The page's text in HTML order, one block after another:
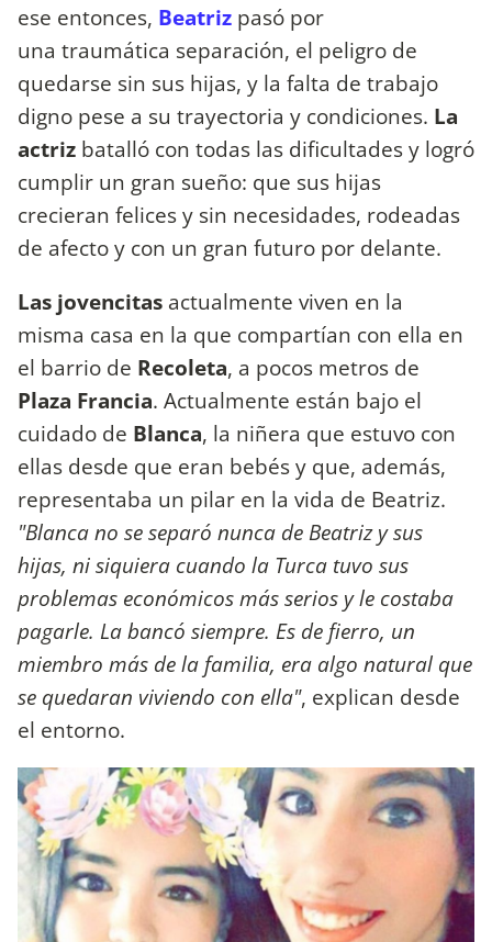
ese entonces, Beatriz pasó por
una traumática separación, el peligro de
quedarse sin sus hijas, y la falta de trabajo
digno pese a su trayectoria y condiciones. La
actriz batalló con todas las dificultades y logró
cumplir un gran sueño: que sus hijas
crecieran felices y sin necesidades, rodeadas
de afecto y con un gran futuro por delante.
Las jovencitas actualmente viven en la
misma casa en la que compartían con ella en
el barrio de Recoleta, a pocos metros de
Plaza Francia. Actualmente están bajo el
cuidado de Blanca, la niñera que estuvo con
ellas desde que eran bebés y que, además,
representaba un pilar en la vida de Beatriz.
"Blanca no se separó nunca de Beatriz y sus
hijas, ni siquiera cuando la Turca tuvo sus
problemas económicos más serios y le costaba
pagarle. La bancó siempre. Es de fierro, un
miembro más de la familia, era algo natural que
se quedaran viviendo con ella", explican desde
el entorno.